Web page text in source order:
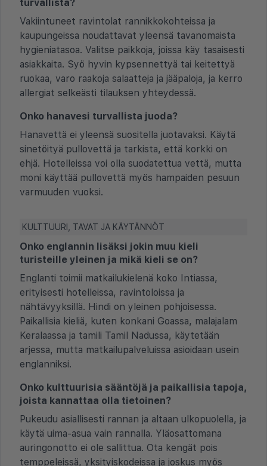
turvallista?
Vakiintuneet ravintolat rannikkokohteissa ja
kaupungeissa noudattavat yleensä tavanomaista
hygieniatasoa. Valitse paikkoja, joissa käy tasaisesti
asiakkaita. Syö hyvin kypsennettyä tai keitettyä
ruokaa, varo raakoja salaatteja ja jääpaloja, ja kerro
allergiat selkeästi tilauksen yhteydessä.
Onko hanavesi turvallista juoda?
Hanavettä ei yleensä suositella juotavaksi. Käytä
sinetöityä pullovettä ja tarkista, että korkki on
ehjä. Hotelleissa voi olla suodatettua vettä, mutta
moni käyttää pullovettä myös hampaiden pesuun
varmuuden vuoksi.
KULTTUURI, TAVAT JA KÄYTÄNNÖT
Onko englannin lisäksi jokin muu kieli
turisteille yleinen ja mikä kieli se on?
Englanti toimii matkailukielenä koko Intiassa,
erityisesti hotelleissa, ravintoloissa ja
nähtävyyksillä. Hindi on yleinen pohjoisessa.
Paikallisia kieliä, kuten konkani Goassa, malajalam
Keralaassa ja tamili Tamil Nadussa, käytetään
arjessa, mutta matkailupalveluissa asioidaan usein
englanniksi.
Onko kulttuurisia sääntöjä ja paikallisia tapoja,
joista kannattaa olla tietoinen?
Pukeudu asiallisesti rannan ja altaan ulkopuolella, ja
käytä uima-asua vain rannalla. Yläosattomana
auringonotto ei ole sallittua. Ota kengät pois
temppeleissä, yksityiskodeissa ja joskus myös